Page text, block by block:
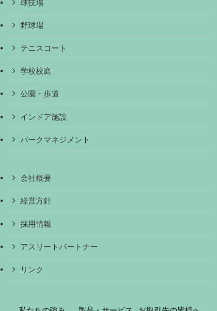
球技場
野球場
テニスコート
学校校庭
公園・歩道
インドア施設
パークマネジメント
会社概要
経営方針
採用情報
アスリートパートナー
リンク